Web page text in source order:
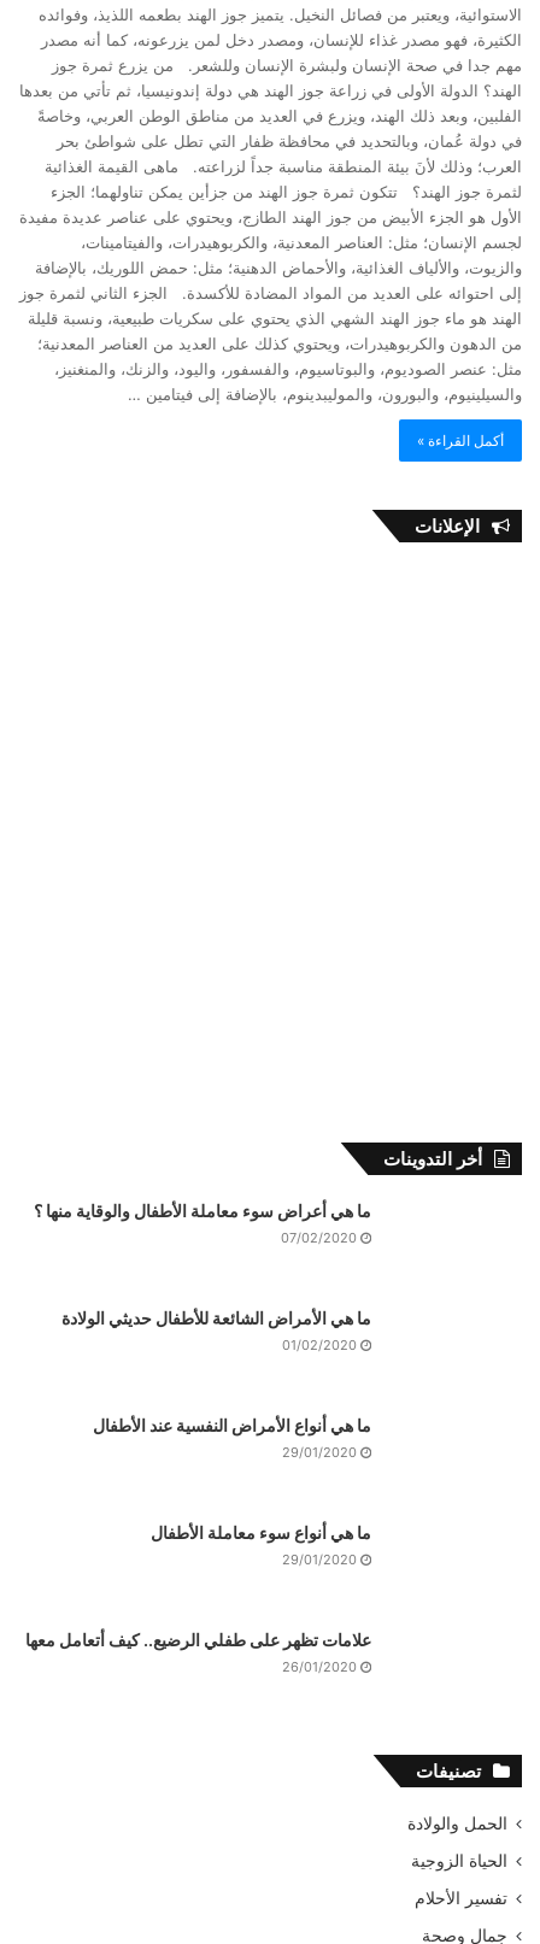
الاستوائية، ويعتبر من فصائل النخيل. يتميز جوز الهند بطعمه اللذيذ، وفوائده
الكثيرة، فهو مصدر غذاء للإنسان، ومصدر دخل لمن يزرعونه، كما أنه مصدر
مهم جدا في صحة الإنسان ولبشرة الإنسان وللشعر. من يزرع ثمرة جوز
الهند؟ الدولة الأولى في زراعة جوز الهند هي دولة إندونيسيا، ثم تأتي من بعدها
الفلبين، وبعد ذلك الهند، ويزرع في العديد من مناطق الوطن العربي، وخاصةً
في دولة عُمان، وبالتحديد في محافظة ظفار التي تطل على شواطئ بحر
العرب؛ وذلك لأنَ بيئة المنطقة مناسبة جداً لزراعته. ماهى القيمة الغذائية
لثمرة جوز الهند؟ تتكون ثمرة جوز الهند من جزأين يمكن تناولهما؛ الجزء
الأول هو الجزء الأبيض من جوز الهند الطازج، ويحتوي على عناصر عديدة مفيدة
لجسم الإنسان؛ مثل: العناصر المعدنية، والكربوهيدرات، والفيتامينات،
والزيوت، والألياف الغذائية، والأحماض الدهنية؛ مثل: حمض اللوريك، بالإضافة
إلى احتوائه على العديد من المواد المضادة للأكسدة. الجزء الثاني لثمرة جوز
الهند هو ماء جوز الهند الشهي الذي يحتوي على سكريات طبيعية، ونسبة قليلة
من الدهون والكربوهيدرات، ويحتوي كذلك على العديد من العناصر المعدنية؛
مثل: عنصر الصوديوم، والبوتاسيوم، والفسفور، واليود، والزنك، والمنغنيز،
والسيلينيوم، والبورون، والموليبدينوم، بالإضافة إلى فيتامين …
أكمل القراءة »
الإعلانات
أخر التدوينات
ما هي أعراض سوء معاملة الأطفال والوقاية منها ؟
07/02/2020
ما هي الأمراض الشائعة للأطفال حديثي الولادة
01/02/2020
ما هي أنواع الأمراض النفسية عند الأطفال
29/01/2020
ما هي أنواع سوء معاملة الأطفال
29/01/2020
علامات تظهر على طفلي الرضيع.. كيف أتعامل معها
26/01/2020
تصنيفات
الحمل والولادة
الحياة الزوجية
تفسير الأحلام
جمال وصحة